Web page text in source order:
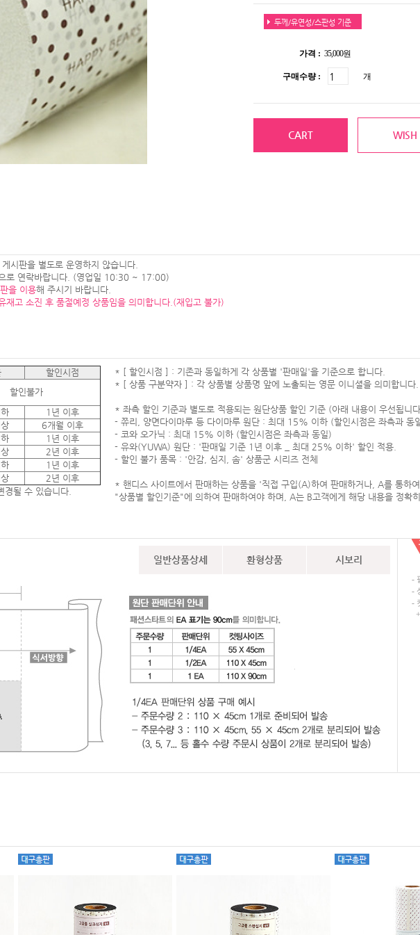
두께/유연성/스판성 기준
가격 : 35,000원
구매수량 : 개
CART WISH
시판을 별도로 운영하지 않습니다.
로 연락바랍니다. (영업일 10:30 ~ 17:00)
을 이용해 주시기 바랍니다.
고 소진 후 품절예정 상품임을 의미합니다.(재입고 불가)
할인시점
할인불가
1년 이후
6개월 이후
1년 이후
2년 이후
1년 이후
2년 이후
될 수 있습니다.
* [ 할인시점 ] : 기존과 동일하게 각 상품별 '판매일'을 기준으로 합니다.
* [ 상품 구분약자 ] : 각 상품별 상품명 앞에 노출되는 영문 이니셜을 의미합니다.
* 좌측 할인 기준과 별도로 적용되는 원단상품 할인 기준 (아래 내용이 우선됩니
- 쮸리, 양면다이마루 등 다이마루 원단 : 최대 15% 이하 (할인시점은 좌측과 동
- 코와 오가닉 : 최대 15% 이하 (할인시점은 좌측과 동일)
- 유와(YUWA) 원단 : '판매일 기준 1년 이후 _ 최대 25% 이하' 할인 적용.
- 할인 불가 품목 : '안감, 심지, 솜' 상품군 시리즈 전체
* 핸디스 사이트에서 판매하는 상품을 '직접 구입(A)하여 판매하거나, A를 통하
"상품별 할인기준"에 의하여 판매하여야 하며, A는 B고객에게 해당 내용을 정확
일반상품상세 환형상품 시보리
-
-
-